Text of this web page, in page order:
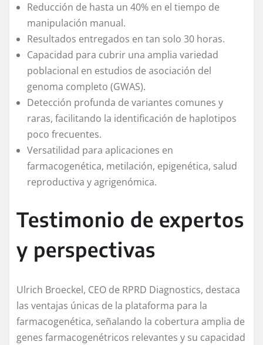
Reducción de hasta un 40% en el tiempo de
manipulación manual.
Resultados entregados en tan solo 30 horas.
Capacidad para cubrir una amplia variedad
poblacional en estudios de asociación del
genoma completo (GWAS).
Detección profunda de variantes comunes y
raras, facilitando la identificación de haplotipos
poco frecuentes.
Versatilidad para aplicaciones en
farmacogenética, metilación, epigenética, salud
reproductiva y agrigenómica.
Testimonio de expertos
y perspectivas
Ulrich Broeckel, CEO de RPRD Diagnostics, destaca
las ventajas únicas de la plataforma para la
farmacogenética, señalando la cobertura amplia de
genes farmacogenétricos relevantes y su capacidad